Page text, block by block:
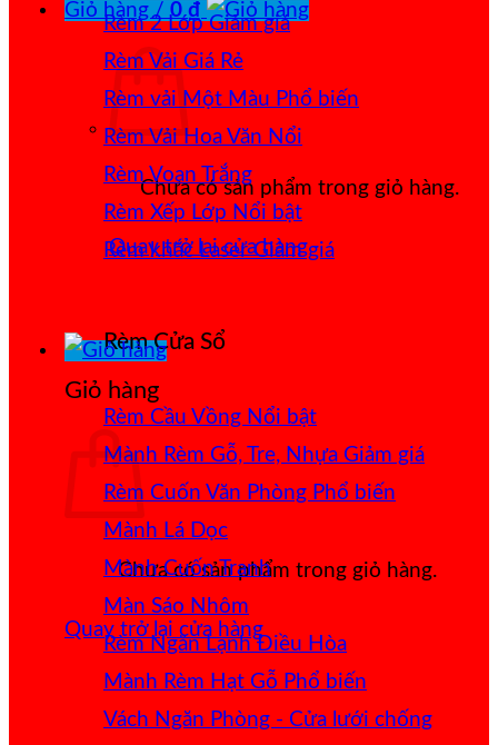
Giỏ hàng /0₫
Chưa có sản phẩm trong giỏ hàng.
Quay trở lại cửa hàng
Giỏ hàng
Chưa có sản phẩm trong giỏ hàng.
Quay trở lại cửa hàng
Rèm 2 Lớp
Rèm Vải Giá Rẻ
Rèm vải Một Màu
Rèm Vải Hoa Văn Nổi
Rèm Voan Trắng
Rèm Xếp Lớp
Rèm khắc Laser
Rèm Cửa Sổ
Rèm Cầu Vồng
Mành Rèm Gỗ, Tre, Nhựa
Rèm Cuốn Văn Phòng
Mành Lá Dọc
Mành Cuốn Tranh
Màn Sáo Nhôm
Rèm Ngăn Lạnh Điều Hòa
Mành Rèm Hạt Gỗ
Vách Ngăn Phòng - Cửa lưới chống